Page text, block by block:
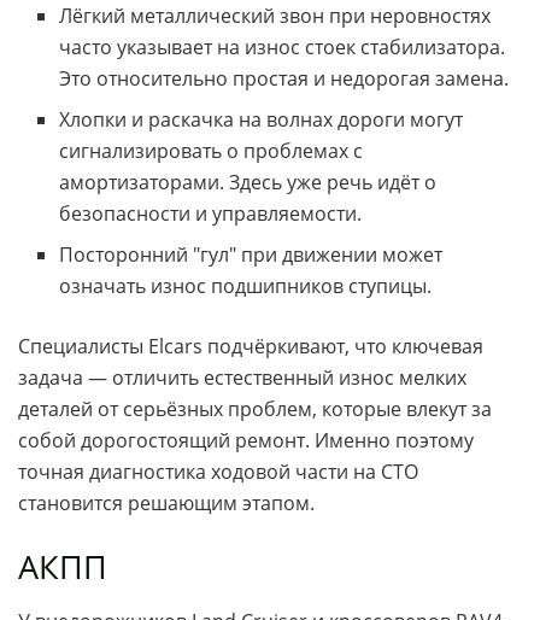
Лёгкий металлический звон при неровностях
часто указывает на износ стоек стабилизатора.
Это относительно простая и недорогая замена.
Хлопки и раскачка на волнах дороги могут
сигнализировать о проблемах с
амортизаторами. Здесь уже речь идёт о
безопасности и управляемости.
Посторонний "гул" при движении может
означать износ подшипников ступицы.
Специалисты Elcars подчёркивают, что ключевая
задача — отличить естественный износ мелких
деталей от серьёзных проблем, которые влекут за
собой дорогостоящий ремонт. Именно поэтому
точная диагностика ходовой части на СТО
становится решающим этапом.
АКПП